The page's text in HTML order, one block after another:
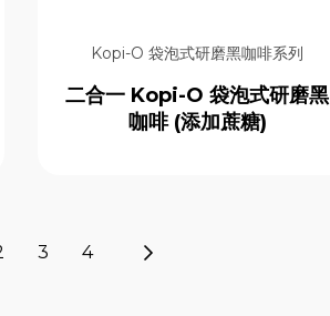
Kopi-O 袋泡式研磨黑咖啡系列
二合一 Kopi-O 袋泡式研磨黑
咖啡 (添加蔗糖)
3 4